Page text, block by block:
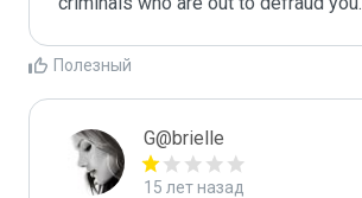
Полезный
G@brielle
15 лет назад